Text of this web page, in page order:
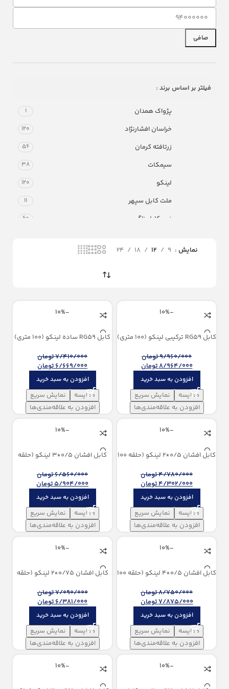
صافی
فیلتر بر اساس برند :
پژواک همدان 1
خراسان افشارنژاد 120
زرتافته کرمان 56
سیمکات 38
لینکو 120
ملت کابل سپهر 11
نيروكابل زاگرس 60
نمایش 9
12
18
24
-10%
كابل RG59 ترکیبی لینکو (100 متری)
9/960/000تومان
8/964/000تومان
افزودن به سبد خرید
مقایسه
نمایش سریع
افزودن به علاقه‌مندی‌ها
-10%
كابل RG59 ساده لینکو (100 متری)
7/410/000تومان
6/669/000تومان
افزودن به سبد خرید
مقایسه
نمایش سریع
افزودن به علاقه‌مندی‌ها
-10%
كابل افشان 0/5*2 لینکو (حلقه 100
4/780/000تومان
4/302/000تومان
افزودن به سبد خرید
مقایسه
نمایش سریع
افزودن به علاقه‌مندی‌ها
-10%
كابل افشان 0/5*3 لینکو (حلقه
6/560/000تومان
5/904/000تومان
افزودن به سبد خرید
مقایسه
نمایش سریع
افزودن به علاقه‌مندی‌ها
-10%
كابل افشان 0/5*4 لینکو (حلقه 100
8/750/000تومان
7/875/000تومان
افزودن به سبد خرید
مقایسه
نمایش سریع
افزودن به علاقه‌مندی‌ها
-10%
كابل افشان 0/75*2 لینکو (حلقه
7/090/000تومان
6/381/000تومان
افزودن به سبد خرید
مقایسه
نمایش سریع
افزودن به علاقه‌مندی‌ها
-10%
-10%